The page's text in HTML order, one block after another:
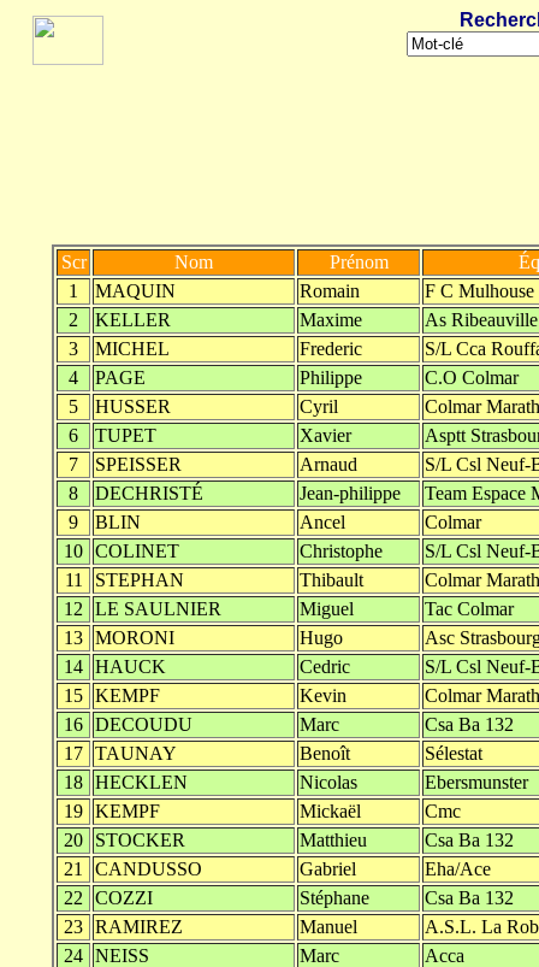
Scr Nom Prénom
1
MAQUIN Romain
F C Mulhouse
2
KELLER Maxime
As
3
MICHEL Frederic
S/L Cca
4
PAGE Philippe
C.O Colmar
5
HUSSER Cyril
Colmar
6
TUPET Xavier
Asptt
7
SPEISSER Arnaud
S/L Csl Neuf-
8
DECHRISTÉ Jean-philippe
Team Espace
9
BLIN Ancel
Colmar
10 COLINET Christophe
S/L Csl Neuf-
11
STEPHAN Thibault
Colmar
12
LE SAULNIER Miguel
Tac Colmar
13 MORONI Hugo
Asc
14 HAUCK Cedric
S/L Csl Neuf-
15 KEMPF Kevin
Colmar
16 DECOUDU Marc
Csa Ba 132
17 TAUNAY Benoît
Sélestat
18 HECKLEN Nicolas
Ebersmunster
19 KEMPF Mickaël
Cmc
20
STOCKER Matthieu
Csa Ba 132
21
CANDUSSO Gabriel
Eha/Ace
22
COZZI Stéphane
Csa Ba 132
23 RAMIREZ Manuel
A.S.L. La
24 NEISS Marc
Acca